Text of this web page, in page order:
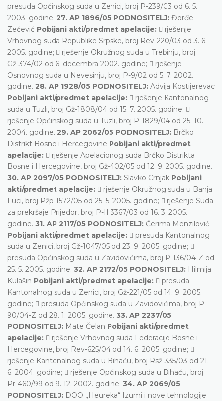
presuda Općinskog suda u Zenici, broj P-239/03 od 6. 5.
2003. godine. 27. AP 1896/05 PODNOSITELJ: Đorđe
Zečević Pobijani akti/predmet apelacije:  rješenje
Vrhovnog suda Republike Srpske, broj Rev-220/03 od 3. 6.
2005. godine;  rješenje Okružnog suda u Trebinju, broj
Gž-374/02 od 6. decembra 2002. godine;  rješenje
Osnovnog suda u Nevesinju, broj P-9/02 od 5. 7. 2002.
godine. 28. AP 1928/05 PODNOSITELJ: Advija Kostijerevac
Pobijani akti/predmet apelacije:  rješenje Kantonalnog
suda u Tuzli, broj Gž-1808/04 od 15. 7. 2005. godine; 
rješenje Općinskog suda u Tuzli, broj P-1829/04 od 25. 10.
2004. godine. 29. AP 2062/05 PODNOSITELJ: Brčko
Distrikt Bosne i Hercegovine Pobijani akti/predmet
apelacije:  rješenje Apelacionog suda Brčko Distrikta
Bosne i Hercegovine, broj Gž-402/05 od 12. 9. 2005. godine.
30. AP 2097/05 PODNOSITELJ: Slavko Crnjak Pobijani
akti/predmet apelacije:  rješenje Okružnog suda u Banja
Luci, broj Pžp-1572/05 od 25. 5. 2005. godine;  rješenje Suda
za prekršaje Prijedor, broj P-II 3367/03 od 16. 3. 2005.
godine. 31. AP 2117/05 PODNOSITELJ: Ćerima Menzilović
Pobijani akti/predmet apelacije:  presuda Kantonalnog
suda u Zenici, broj Gž-1047/05 od 23. 9. 2005. godine; 
presuda Općinskog suda u Zavidovićima, broj P-136/04-Z od
25. 5. 2005. godine. 32. AP 2172/05 PODNOSITELJ: Hilmija
Kulašin Pobijani akti/predmet apelacije:  presuda
Kantonalnog suda u Zenici, broj Gž-221/05 od 14. 9. 2005.
godine;  presuda Općinskog suda u Zavidovićima, broj P-
90/04-Z od 28. 1. 2005. godine. 33. AP 2237/05
PODNOSITELJ: Mate Čelan Pobijani akti/predmet
apelacije:  rješenje Vrhovnog suda Federacije Bosne i
Hercegovine, broj Rev-625/04 od 14. 6. 2005. godine; 
rješenje Kantonalnog suda u Bihaću, broj Rsž-335/03 od 21.
6. 2004. godine;  rješenje Općinskog suda u Bihaću, broj
Pr-460/99 od 9. 12. 2002. godine. 34. AP 2069/05
PODNOSITELJ: DOO „Heureka“ Izumi i nove tehnologije